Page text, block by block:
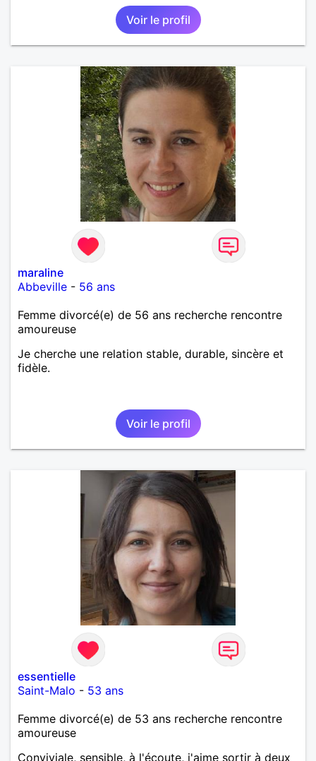
Voir le profil
maraline
Abbeville - 56 ans
Femme divorcé(e) de 56 ans recherche rencontre
amoureuse
Je cherche une relation stable, durable, sincère et
fidèle.
Voir le profil
essentielle
Saint-Malo - 53 ans
Femme divorcé(e) de 53 ans recherche rencontre
amoureuse
Conviviale, sensible, à l'écoute, j'aime sortir à deux